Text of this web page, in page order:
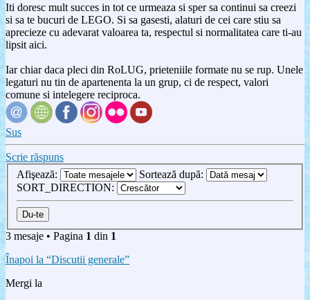
Iti doresc mult succes in tot ce urmeaza si sper sa continui sa creezi
si sa te bucuri de LEGO. Si sa gasesti, alaturi de cei care stiu sa
aprecieze cu adevarat valoarea ta, respectul si normalitatea care ti-au
lipsit aici.
Iar chiar daca pleci din RoLUG, prieteniile formate nu se rup. Unele
legaturi nu tin de apartenenta la un grup, ci de respect, valori
comune si intelegere reciproca.
Sus
Scrie răspuns
Afişează:
Sortează după:
SORT_DIRECTION:
3 mesaje • Pagina 1 din 1
Înapoi la “Discutii generale”
Mergi la